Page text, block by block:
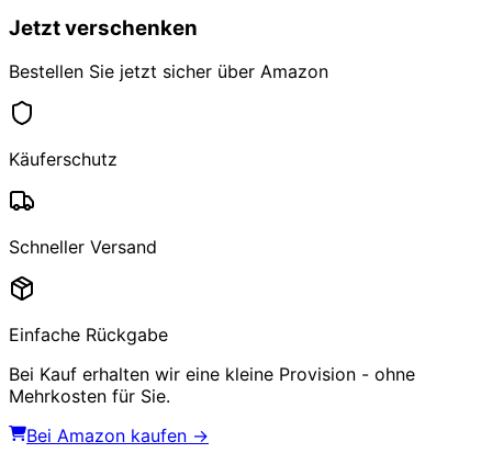
Jetzt verschenken
Bestellen Sie jetzt sicher über Amazon
Käuferschutz
Schneller Versand
Einfache Rückgabe
Bei Kauf erhalten wir eine kleine Provision - ohne
Mehrkosten für Sie.
Bei Amazon kaufen →